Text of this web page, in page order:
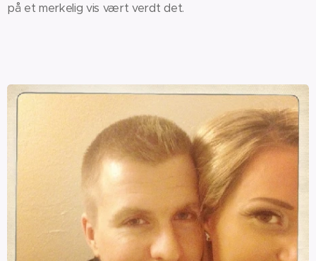
på et merkelig vis vært verdt det.